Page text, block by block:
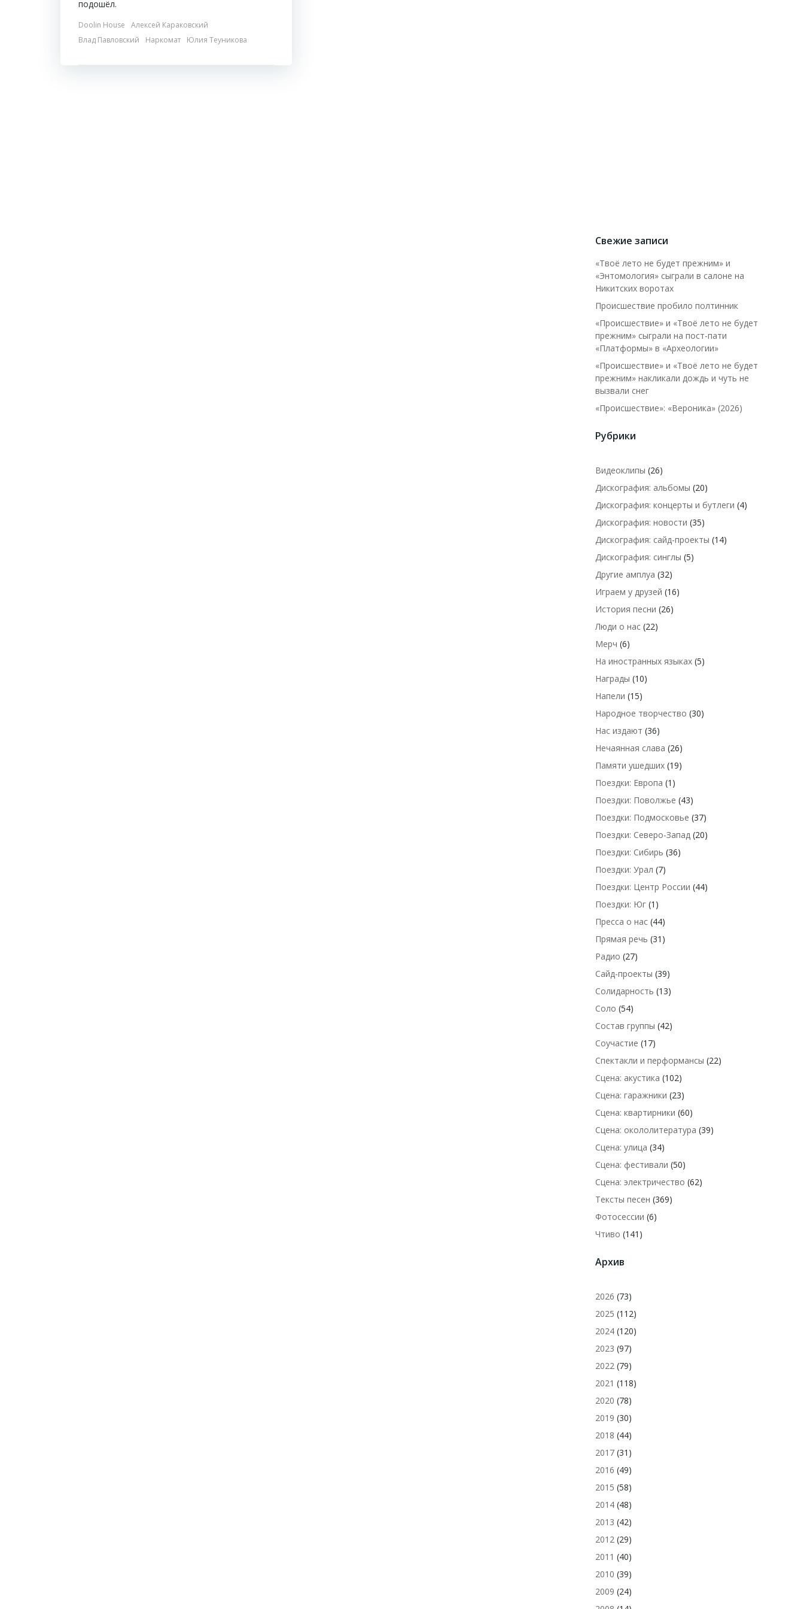
подошёл.
Doolin House
Алексей Караковский
Влад Павловский
Наркомат Юлия Теуникова
Свежие записи
«Твоё лето не будет прежним» и
«Энтомология» сыграли в салоне на
Никитских воротах
Происшествие пробило полтинник
«Происшествие» и «Твоё лето не будет
прежним» сыграли на пост-пати
«Платформы» в «Археологии»
«Происшествие» и «Твоё лето не будет
прежним» накликали дождь и чуть не
вызвали снег
«Происшествие»: «Вероника» (2026)
Рубрики
Видеоклипы (26)
Дискография: альбомы (20)
Дискография: концерты и бутлеги (4)
Дискография: новости (35)
Дискография: сайд-проекты (14)
Дискография: синглы (5)
Другие амплуа (32)
Играем у друзей (16)
История песни (26)
Люди о нас (22)
Мерч (6)
На иностранных языках (5)
Награды (10)
Напели (15)
Народное творчество (30)
Нас издают (36)
Нечаянная слава (26)
Памяти ушедших (19)
Поездки: Европа (1)
Поездки: Поволжье (43)
Поездки: Подмосковье (37)
Поездки: Северо-Запад (20)
Поездки: Сибирь (36)
Поездки: Урал (7)
Поездки: Центр России (44)
Поездки: Юг (1)
Пресса о нас (44)
Прямая речь (31)
Радио (27)
Сайд-проекты (39)
Солидарность (13)
Соло (54)
Состав группы (42)
Соучастие (17)
Спектакли и перформансы (22)
Сцена: акустика (102)
Сцена: гаражники (23)
Сцена: квартирники (60)
Сцена: окололитература (39)
Сцена: улица (34)
Сцена: фестивали (50)
Сцена: электричество (62)
Тексты песен (369)
Фотосессии (6)
Чтиво (141)
Архив
2026 (73)
2025 (112)
2024 (120)
2023 (97)
2022 (79)
2021 (118)
2020 (78)
2019 (30)
2018 (44)
2017 (31)
2016 (49)
2015 (58)
2014 (48)
2013 (42)
2012 (29)
2011 (40)
2010 (39)
2009 (24)